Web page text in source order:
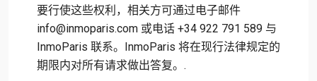
要行使这些权利，相关方可通过电子邮件
info@inmoparis.com 或电话 +34 922 791 589 与
InmoParis 联系。InmoParis 将在现行法律规定的
期限内对所有请求做出答复。.